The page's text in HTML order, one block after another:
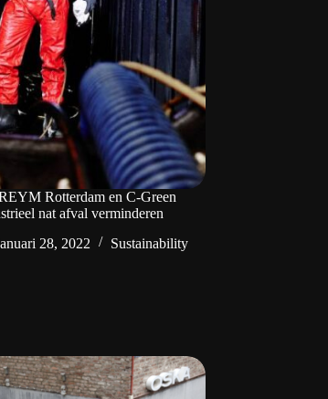
Rotterdam en C-Green
nat afval verminderen
28, 2022 Sustainability